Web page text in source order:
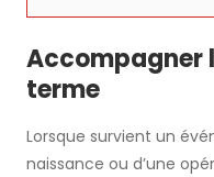
Accompagner
terme
Lorsque survient un
naissance ou d’une